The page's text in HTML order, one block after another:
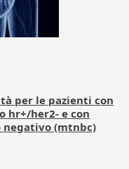
per le pazienti con
hr+/her2- e con
(mtnbc)